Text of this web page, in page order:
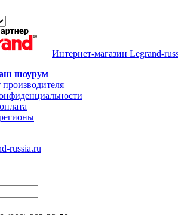
Интернет-магазин Legrand-
шоурум
производителя
russia.ru